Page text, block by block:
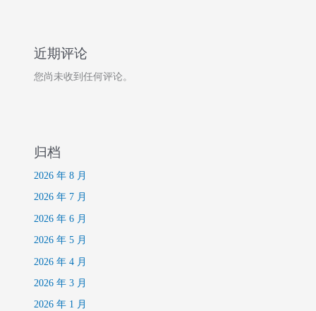
近期评论
您尚未收到任何评论。
归档
2026 年 8 月
2026 年 7 月
2026 年 6 月
2026 年 5 月
2026 年 4 月
2026 年 3 月
2026 年 1 月